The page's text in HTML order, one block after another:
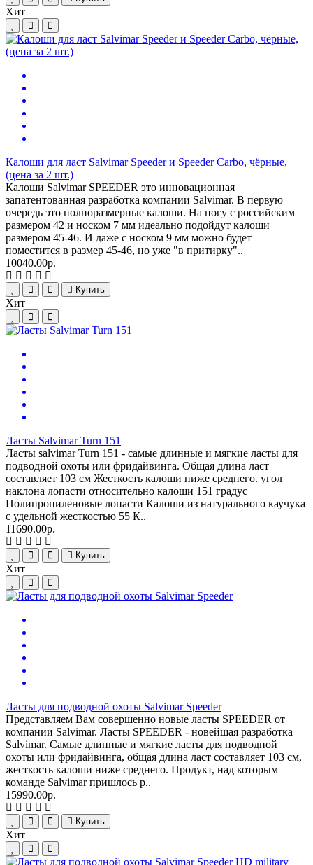
Хит
Калоши для ласт Salvimar Speeder и Speeder Carbo, чёрные,
(цена за 2 шт.)
Калоши Salvimar SPEEDER это инновационная
запатентованная разработка компании Salvimar. В первую
очередь это полноразмерные калоши. На ногу с российским
размером 42 и носком 7 мм идеально подойдут калоши
размером 45-46. И даже с носком 9 мм можно будет
поместится в размер 45-46, но уже "в притирку"..
10040.00р.
Купить
Хит
Ласты Salvimar Turn 151
Ласты salvimar Turn 151 - самые длинные и мягкие ласты для
подводной охоты или фридайвинга. Общая длина ласт
составляет 103 см Жесткость калоши ниже среднего. угол
наклона лопасти относительно калоши 151 градус
Полипропиленовые лопасти Калоши из натурального каучука
с удельной жесткостью 55 К..
11690.00р.
Купить
Хит
Ласты для подводной охоты Salvimar Speeder
Представляем Вам совершенно новые ласты SPEEDER от
компании Salvimar. Ласты SPEEDER - новейшая разработка
Salvimar. Самые длинные и мягкие ласты для подводной
охоты или фридайвинга, общая длина ласт составляет 103 см,
жесткость калоши ниже среднего. Продукт, над которым
команде Salvimar пришлось р..
15990.00р.
Купить
Хит